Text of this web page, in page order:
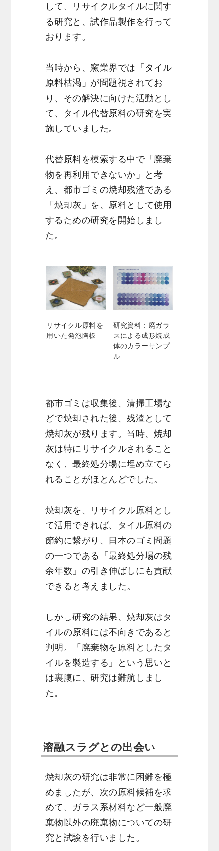
して、リサイクルタイルに関す
る研究と、試作品製作を行って
おります。
当時から、窯業界では「タイル
原料枯渇」が問題視されてお
り、その解決に向けた活動とし
て、タイル代替原料の研究を実
施していました。
代替原料を模索する中で「廃棄
物を再利用できないか」と考
え、都市ゴミの焼却残渣である
「焼却灰」を、原料として使用
するための研究を開始しまし
た。
リサイクル原料を
用いた発泡陶板
研究資料：廃ガラ
スによる成形焼成
体のカラーサンプ
ル
都市ゴミは収集後、清掃工場な
どで焼却された後、残渣として
焼却灰が残ります。当時、焼却
灰は特にリサイクルされること
なく、最終処分場に埋め立てら
れることがほとんどでした。
焼却灰を、リサイクル原料とし
て活用できれば、タイル原料の
節約に繋がり、日本のゴミ問題
の一つである「最終処分場の残
余年数」の引き伸ばしにも貢献
できると考えました。
しかし研究の結果、焼却灰はタ
イルの原料には不向きであると
判明。「廃棄物を原料としたタ
イルを製造する」という思いと
は裏腹に、研究は難航しまし
た。
溶融スラグとの出会い
焼却灰の研究は非常に困難を極
めましたが、次の原料候補を求
めて、ガラス系材料など一般廃
棄物以外の廃棄物についての研
究と試験を行いました。